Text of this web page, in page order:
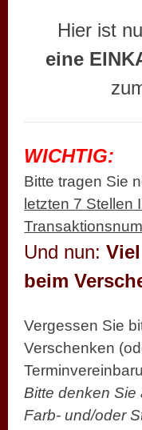
Hier ist
eine
WICHTIG:
Bitte tragen Sie
letzten 7 Stellen
Und nun:
beim
Vergessen Sie
Verschenken
Bitte denken Sie
Farb- und/oder